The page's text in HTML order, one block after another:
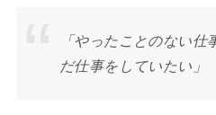
「やったことのない仕
だ仕事をしていたい」